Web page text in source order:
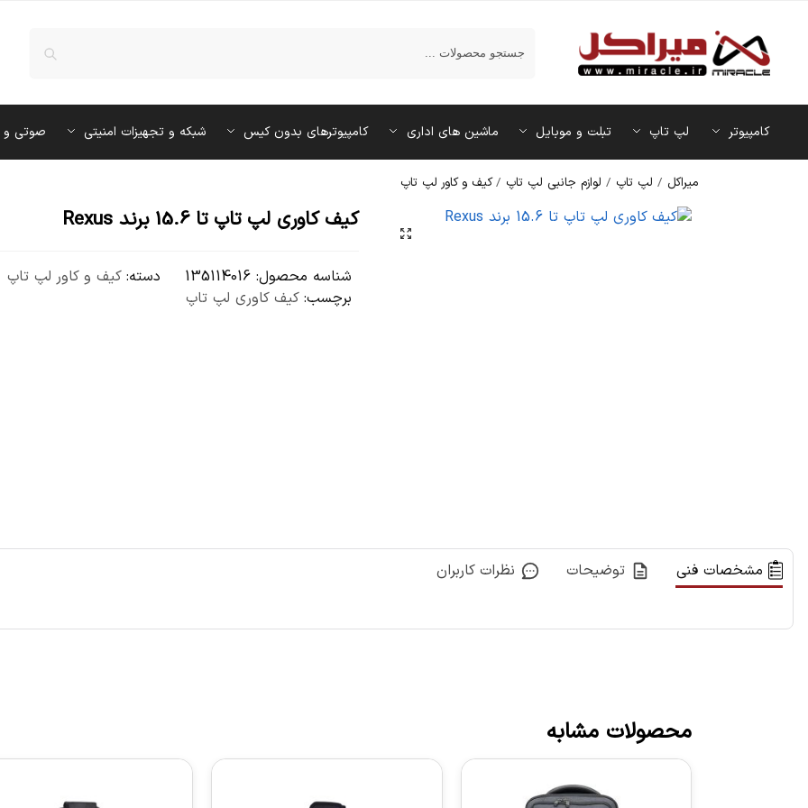
کامپیوتر لپ تاپ تبلت و موبایل ماشین‌ های اداری کامپیوترهای بدون کیس شبکه و تجهیزات امنیتی صوتی و
میراکل / لپ تاپ / لوازم جانبی لپ تاپ /کیف و کاور لپ تاپ
کیف کاوری لپ تاپ تا 15.6 برند Rexus
شناسه محصول:135114016 دسته:کیف و کاور لپ تاپ
برچسب:كيف كاوری لپ تاپ
مشخصات فنی توضیحات نظرات کاربران
محصولات مشابه